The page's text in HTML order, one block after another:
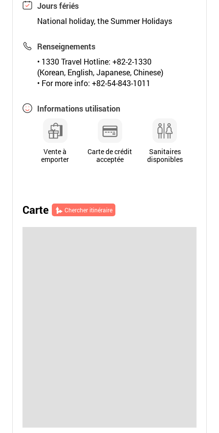
Jours fériés
National holiday, the Summer Holidays
Renseignements
• 1330 Travel Hotline: +82-2-1330
(Korean, English, Japanese, Chinese)
• For more info: +82-54-843-1011
Informations utilisation
Vente à
emporter
Carte de crédit
acceptée
Sanitaires
disponibles
Carte Chercher itinéraire